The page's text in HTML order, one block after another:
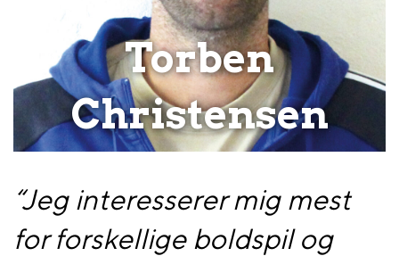
“Jeg interesserer mig mest
for forskellige boldspil og
Torben
Christensen